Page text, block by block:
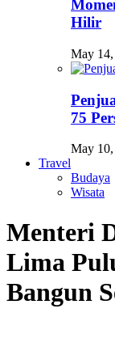
Hilir
May
75
May
Travel
Budaya
Wisata
Menteri
Lima
Bangun